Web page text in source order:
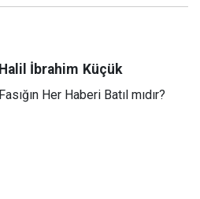
Halil İbrahim Küçük
Fasığın Her Haberi Batıl mıdır?